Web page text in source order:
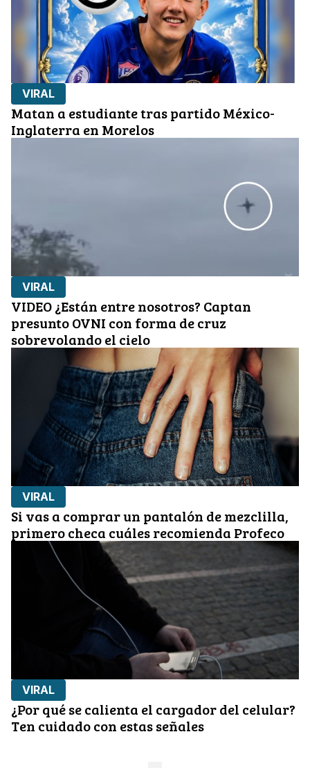
VIRAL
Matan a estudiante tras partido México-
Inglaterra en Morelos
VIRAL
VIDEO ¿Están entre nosotros? Captan
presunto OVNI con forma de cruz
sobrevolando el cielo
VIRAL
Si vas a comprar un pantalón de mezclilla,
primero checa cuáles recomienda Profeco
VIRAL
¿Por qué se calienta el cargador del celular?
Ten cuidado con estas señales